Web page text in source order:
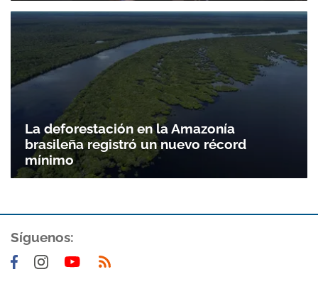
La deforestación en la Amazonía
brasileña registró un nuevo récord
mínimo
Síguenos: